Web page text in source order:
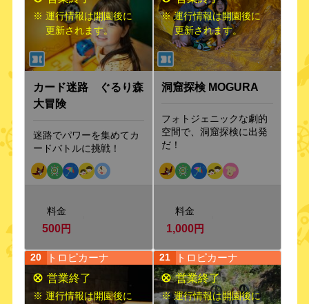
※ 運行情報は開園後に
更新されます。
カード迷路 ぐるり森
大冒険
迷路でパワーを集めてカ
ードバトルに挑戦！
料金
500円
※ 運行情報は開園後に
更新されます。
洞窟探検 MOGURA
フォトジェニックな劇的
空間で、洞窟探検に出発
だ！
料金
1,000円
20 トロピカーナ
※ 運行情報は開園後に
21 トロピカーナ
※ 運行情報は開園後に